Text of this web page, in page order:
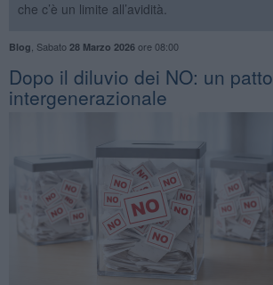
che c’è un limite all’avidità.
Blog Sabato 28 Marzo 2026ore 08:00
​Dopo il diluvio dei NO: un patto
intergenerazionale